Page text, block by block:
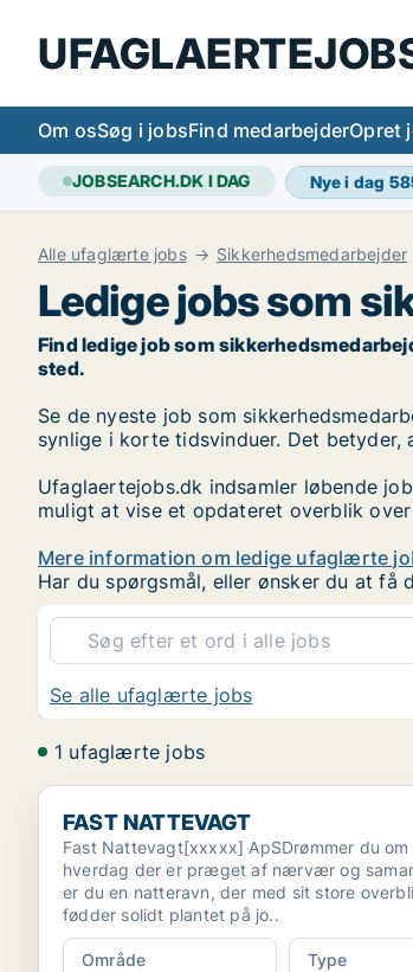
Om osSøg i jobsFind medarbejderOpret
JOBSEARCH.DK I DAG Nye i dag
Alle ufaglærte jobs Sikkerhedsmedarbejder
Ledige jobs som
Find ledige job som
sted.
Se de nyeste job som
synlige i korte tidsvinduer. Det
Ufaglaertejobs.dk indsamler løbende
muligt at vise et opdateret overblik
Mere information om ledige ufaglærte
Har du spørgsmål, eller ønsker du at
Se alle ufaglærte jobs
1 ufaglærte jobs
FAST NATTEVAGT
FAST NATTEVAGT
Fast Nattevagt[xxxxx] ApSDrømmer du om
hverdag der er præget af nærvær og
er du en natteravn, der med sit store
fødder solidt plantet på jo..
Område
Type